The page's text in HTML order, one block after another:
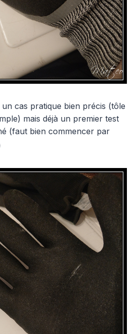
un cas pratique bien précis (tôle
mais déjà un premier test
(faut bien commencer par